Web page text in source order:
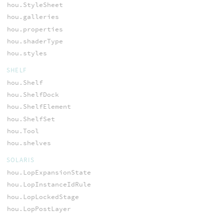
hou.StyleSheet
hou.galleries
hou.properties
hou.shaderType
hou.styles
SHELF
hou.Shelf
hou.ShelfDock
hou.ShelfElement
hou.ShelfSet
hou.Tool
hou.shelves
SOLARIS
hou.LopExpansionState
hou.LopInstanceIdRule
hou.LopLockedStage
hou.LopPostLayer